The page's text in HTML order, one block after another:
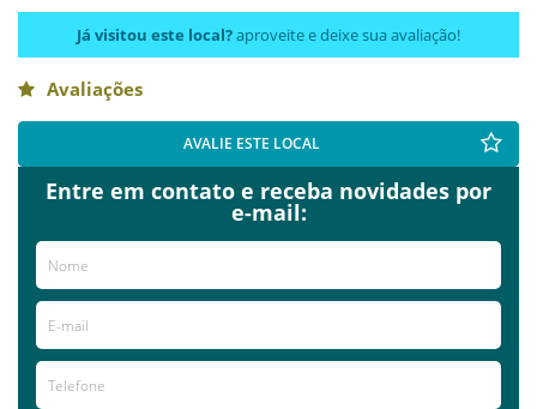
Já visitou este local?aproveite e deixe sua avaliação!
Avaliações
AVALIE ESTE LOCAL
Entre em contato e receba novidades por
e-mail: